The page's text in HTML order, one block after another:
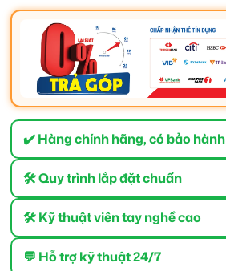
✔️ Hàng chính hãng, có bảo hành
🛠 Quy trình lắp đặt chuẩn
🛠 Kỹ thuật viên tay nghề cao
💬 Hỗ trợ kỹ thuật 24/7